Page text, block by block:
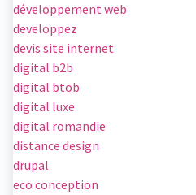
développement web
developpez
devis site internet
digital b2b
digital btob
digital luxe
digital romandie
distance design
drupal
eco conception